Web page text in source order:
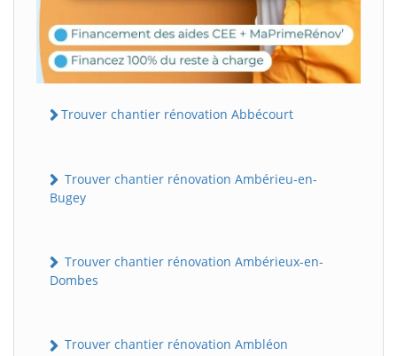
Trouver chantier rénovation Abbécourt
Trouver chantier rénovation Ambérieu-en-
Bugey
Trouver chantier rénovation Ambérieux-en-
Dombes
Trouver chantier rénovation Ambléon